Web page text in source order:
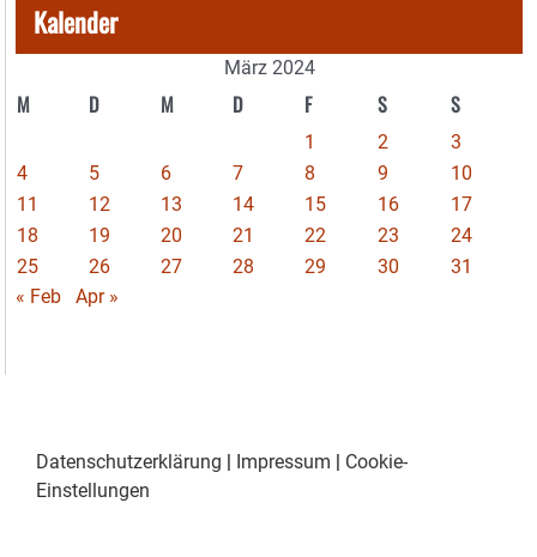
Kalender
März 2024
M D M D F S S
1 2
3
4
5 6 7 8 9
10
11
12 13 14 15 16
17
18
19 20 21 22 23
24
25
26 27 28 29 30
31
« Feb
Apr »
Datenschutzerklärung | Impressum | Cookie-
Einstellungen